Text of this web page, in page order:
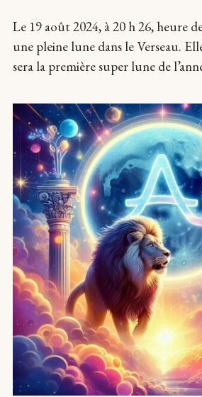
Le 19 août 2024, à 20 h 26, heure
une pleine lune dans le Verseau.
sera la première super lune de